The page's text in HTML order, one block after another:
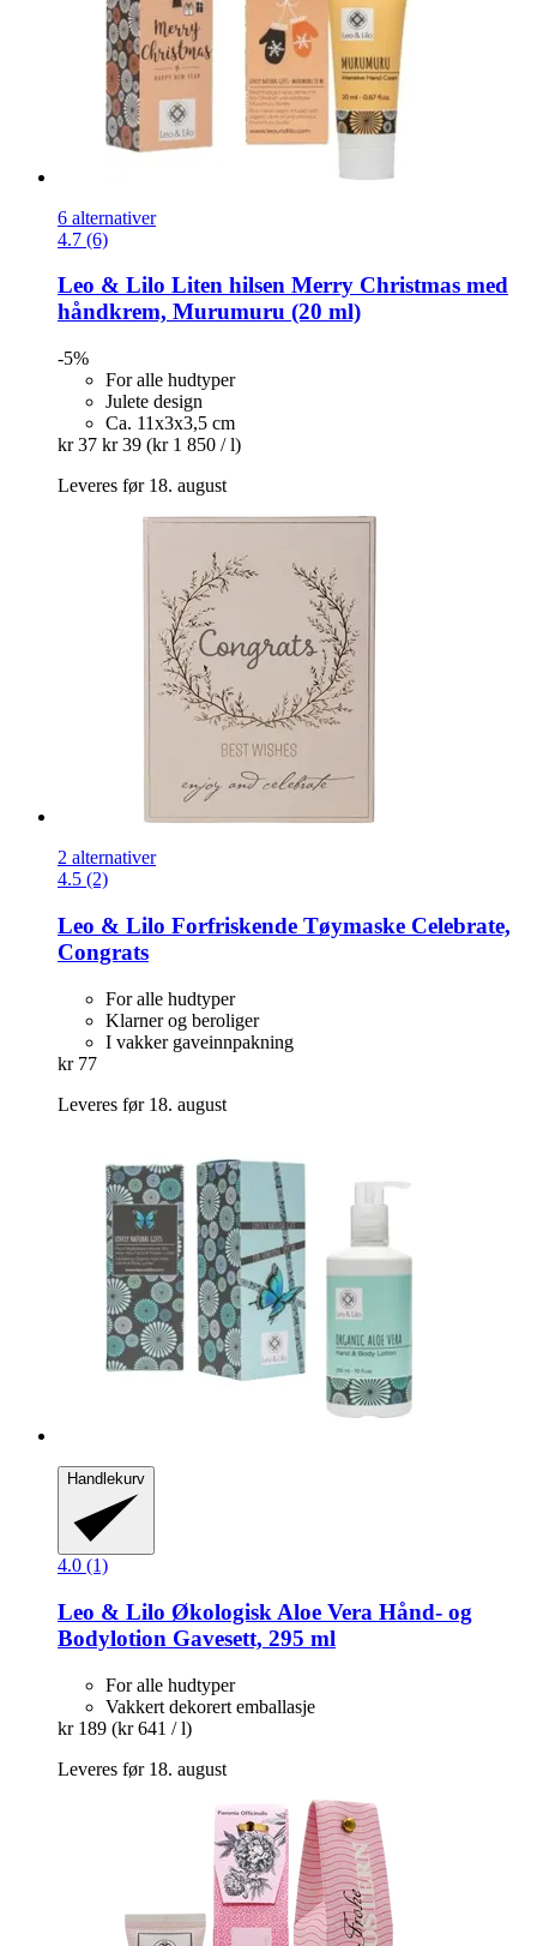
6 alternativer
4.7 (6)
Leo & Lilo Liten hilsen Merry Christmas med
håndkrem, Murumuru (20 ml)
-5%
For alle hudtyper
Julete design
Ca. 11x3x3,5 cm
kr 37 kr 39 (kr 1 850 / l)
Leveres før 18. august
2 alternativer
4.5 (2)
Leo & Lilo Forfriskende Tøymaske Celebrate,
Congrats
For alle hudtyper
Klarner og beroliger
I vakker gaveinnpakning
kr 77
Leveres før 18. august
Handlekurv
4.0 (1)
Leo & Lilo Økologisk Aloe Vera Hånd-​ og
Bodylotion Gavesett, 295 ml
For alle hudtyper
Vakkert dekorert emballasje
kr 189 (kr 641 / l)
Leveres før 18. august